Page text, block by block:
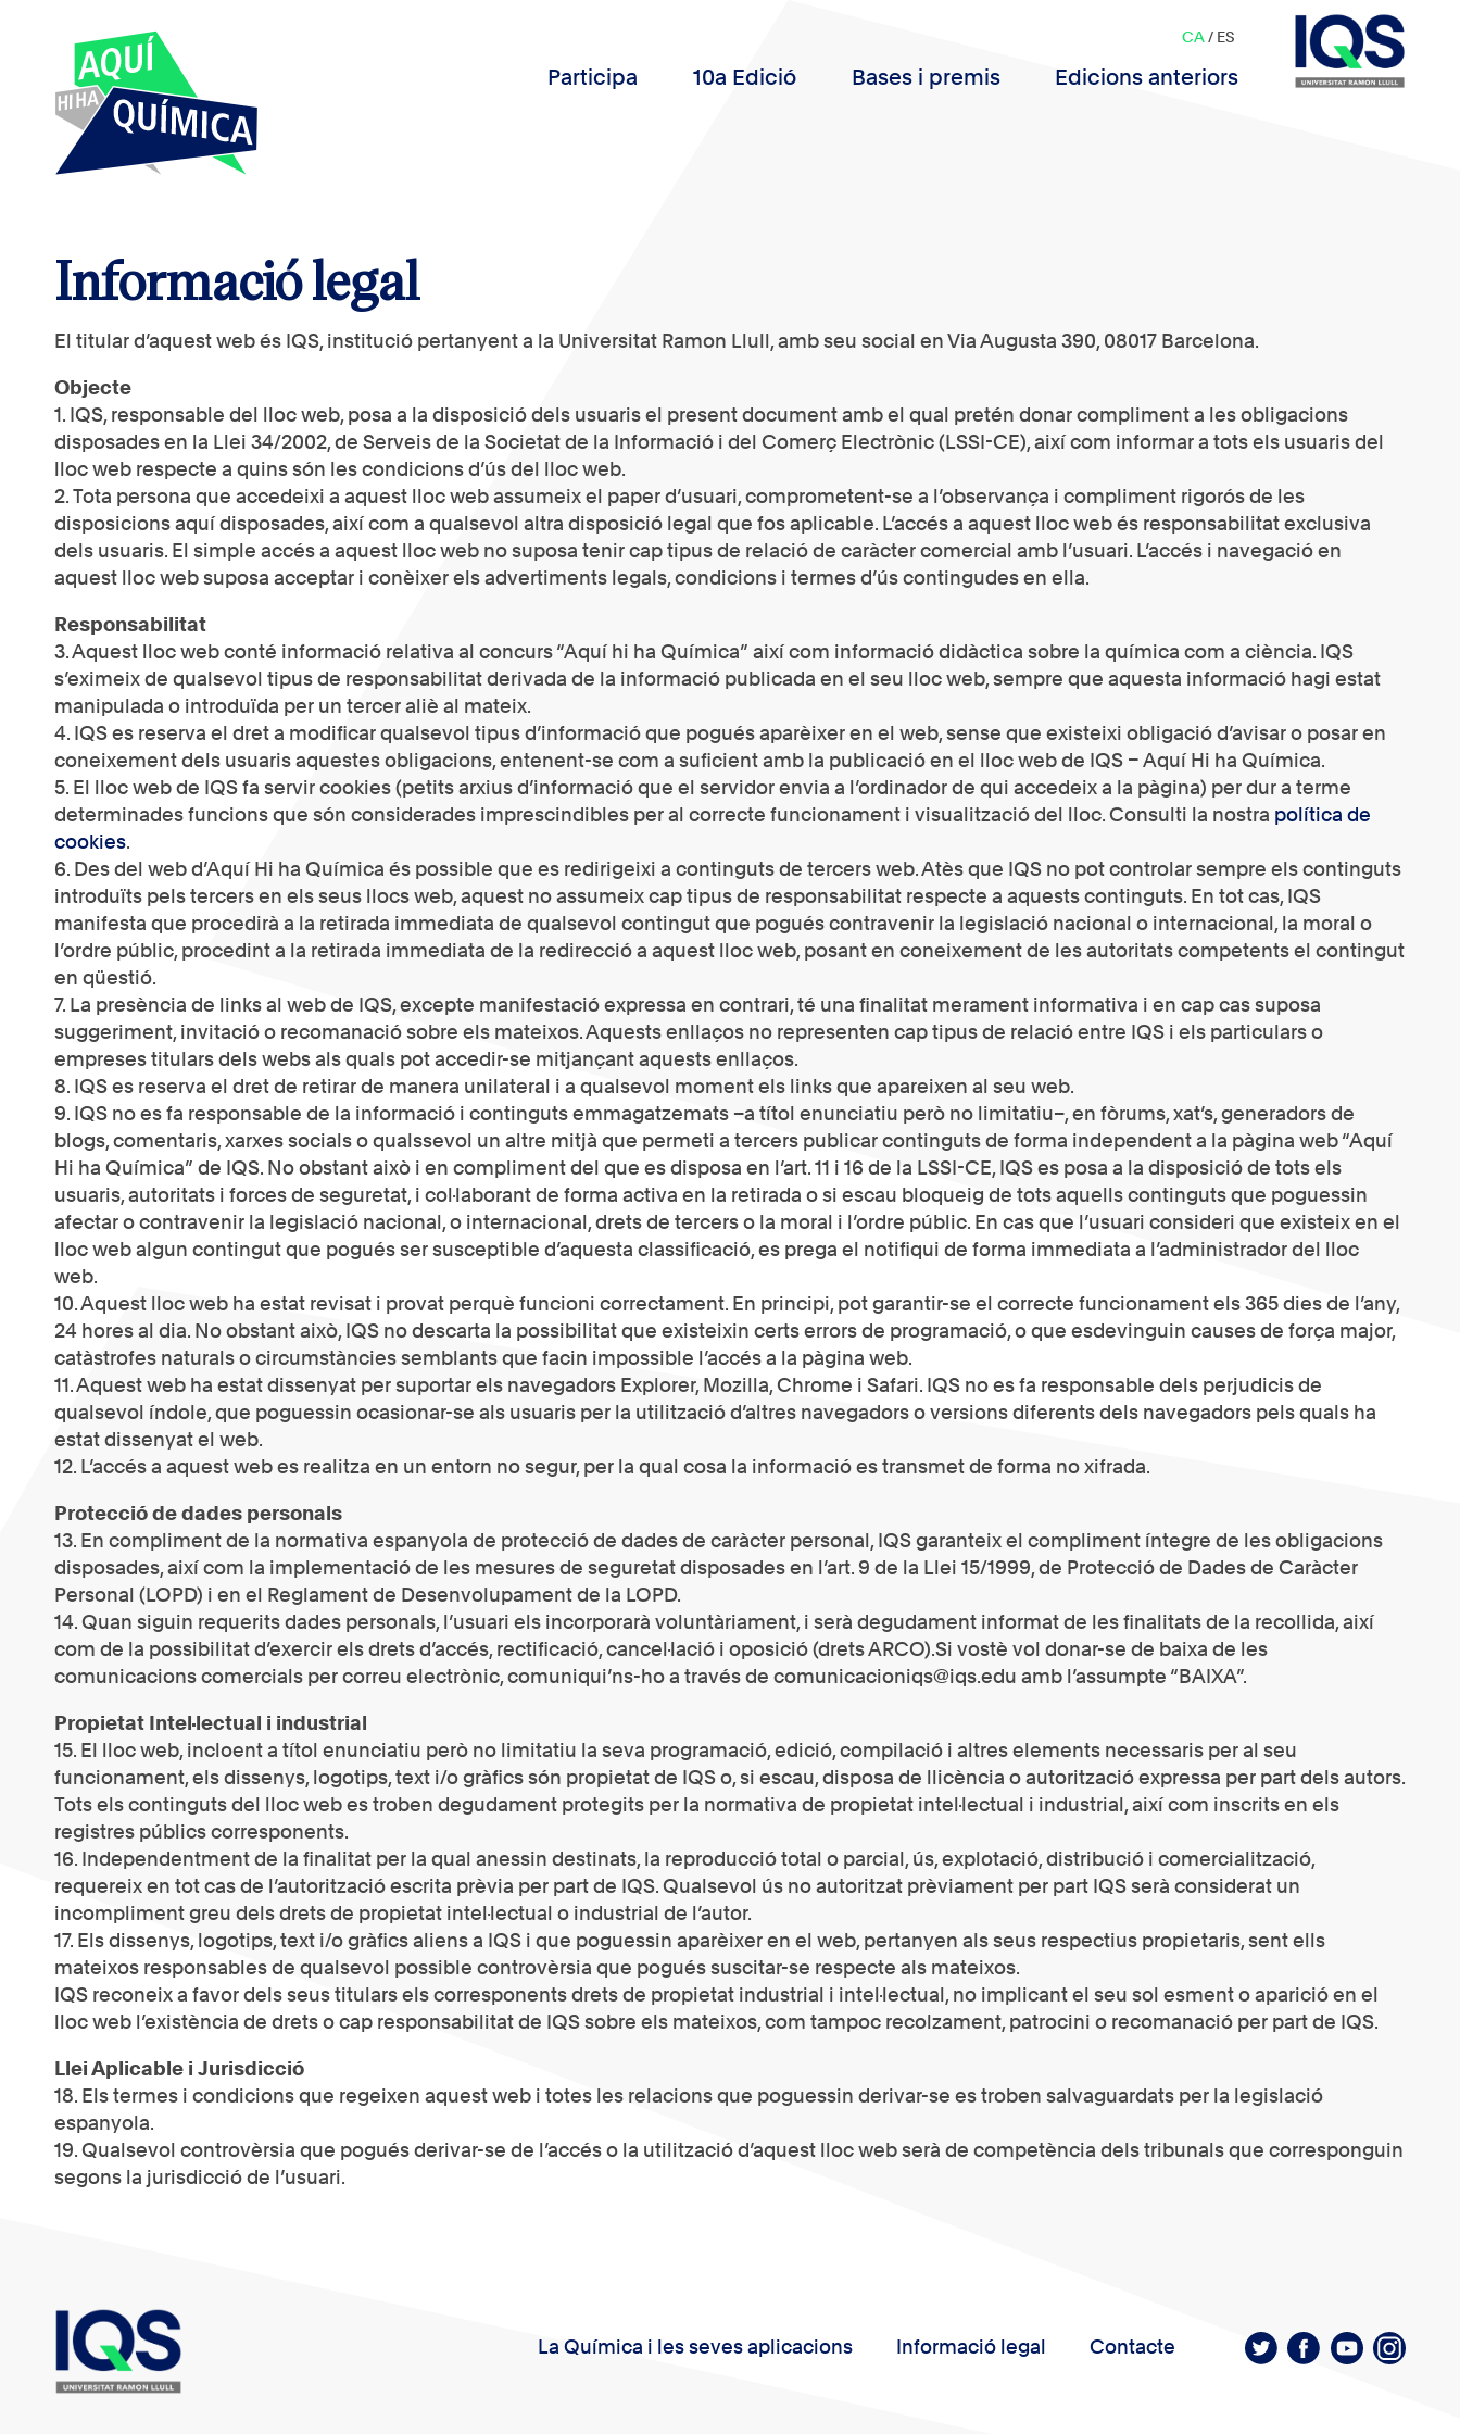
Participa 10a Edició Bases i premis Edicions anteriors
CA/ ES
Informació legal
El titular d’aquest web és IQS, institució pertanyent a la Universitat Ramon Llull, amb seu social en Via Augusta 390, 08017 Barcelona.
Objecte
1. IQS, responsable del lloc web, posa a la disposició dels usuaris el present document amb el qual pretén donar compliment a les obligacions
disposades en la Llei 34/2002, de Serveis de la Societat de la Informació i del Comerç Electrònic (LSSI-CE), així com informar a tots els usuaris del
lloc web respecte a quins són les condicions d’ús del lloc web.
2. Tota persona que accedeixi a aquest lloc web assumeix el paper d’usuari, comprometent-se a l’observança i compliment rigorós de les
disposicions aquí disposades, així com a qualsevol altra disposició legal que fos aplicable. L’accés a aquest lloc web és responsabilitat exclusiva
dels usuaris. El simple accés a aquest lloc web no suposa tenir cap tipus de relació de caràcter comercial amb l’usuari. L’accés i navegació en
aquest lloc web suposa acceptar i conèixer els advertiments legals, condicions i termes d’ús contingudes en ella.
Responsabilitat
3. Aquest lloc web conté informació relativa al concurs “Aquí hi ha Química” així com informació didàctica sobre la química com a ciència. IQS
s’eximeix de qualsevol tipus de responsabilitat derivada de la informació publicada en el seu lloc web, sempre que aquesta informació hagi estat
manipulada o introduïda per un tercer aliè al mateix.
4. IQS es reserva el dret a modificar qualsevol tipus d’informació que pogués aparèixer en el web, sense que existeixi obligació d’avisar o posar en
coneixement dels usuaris aquestes obligacions, entenent-se com a suficient amb la publicació en el lloc web de IQS – Aquí Hi ha Química.
5. El lloc web de IQS fa servir cookies (petits arxius d’informació que el servidor envia a l’ordinador de qui accedeix a la pàgina) per dur a terme
determinades funcions que són considerades imprescindibles per al correcte funcionament i visualització del lloc. Consulti la nostra política de
cookies.
6. Des del web d’Aquí Hi ha Química és possible que es redirigeixi a continguts de tercers web. Atès que IQS no pot controlar sempre els continguts
introduïts pels tercers en els seus llocs web, aquest no assumeix cap tipus de responsabilitat respecte a aquests continguts. En tot cas, IQS
manifesta que procedirà a la retirada immediata de qualsevol contingut que pogués contravenir la legislació nacional o internacional, la moral o
l’ordre públic, procedint a la retirada immediata de la redirecció a aquest lloc web, posant en coneixement de les autoritats competents el contingut
en qüestió.
7. La presència de links al web de IQS, excepte manifestació expressa en contrari, té una finalitat merament informativa i en cap cas suposa
suggeriment, invitació o recomanació sobre els mateixos. Aquests enllaços no representen cap tipus de relació entre IQS i els particulars o
empreses titulars dels webs als quals pot accedir-se mitjançant aquests enllaços.
8. IQS es reserva el dret de retirar de manera unilateral i a qualsevol moment els links que apareixen al seu web.
9. IQS no es fa responsable de la informació i continguts emmagatzemats –a títol enunciatiu però no limitatiu–, en fòrums, xat’s, generadors de
blogs, comentaris, xarxes socials o qualssevol un altre mitjà que permeti a tercers publicar continguts de forma independent a la pàgina web “Aquí
Hi ha Química” de IQS. No obstant això i en compliment del que es disposa en l’art. 11 i 16 de la LSSI-CE, IQS es posa a la disposició de tots els
usuaris, autoritats i forces de seguretat, i col·laborant de forma activa en la retirada o si escau bloqueig de tots aquells continguts que poguessin
afectar o contravenir la legislació nacional, o internacional, drets de tercers o la moral i l’ordre públic. En cas que l’usuari consideri que existeix en el
lloc web algun contingut que pogués ser susceptible d’aquesta classificació, es prega el notifiqui de forma immediata a l’administrador del lloc
web.
10. Aquest lloc web ha estat revisat i provat perquè funcioni correctament. En principi, pot garantir-se el correcte funcionament els 365 dies de l’any,
24 hores al dia. No obstant això, IQS no descarta la possibilitat que existeixin certs errors de programació, o que esdevinguin causes de força major,
catàstrofes naturals o circumstàncies semblants que facin impossible l’accés a la pàgina web.
11. Aquest web ha estat dissenyat per suportar els navegadors Explorer, Mozilla, Chrome i Safari. IQS no es fa responsable dels perjudicis de
qualsevol índole, que poguessin ocasionar-se als usuaris per la utilització d’altres navegadors o versions diferents dels navegadors pels quals ha
estat dissenyat el web.
12. L’accés a aquest web es realitza en un entorn no segur, per la qual cosa la informació es transmet de forma no xifrada.
Protecció de dades personals
13. En compliment de la normativa espanyola de protecció de dades de caràcter personal, IQS garanteix el compliment íntegre de les obligacions
disposades, així com la implementació de les mesures de seguretat disposades en l’art. 9 de la Llei 15/1999, de Protecció de Dades de Caràcter
Personal (LOPD) i en el Reglament de Desenvolupament de la LOPD.
14. Quan siguin requerits dades personals, l’usuari els incorporarà voluntàriament, i serà degudament informat de les finalitats de la recollida, així
com de la possibilitat d’exercir els drets d’accés, rectificació, cancel·lació i oposició (drets ARCO).Si vostè vol donar-se de baixa de les
comunicacions comercials per correu electrònic, comuniqui’ns-ho a través de comunicacioniqs@iqs.edu amb l’assumpte “BAIXA”.
Propietat Intel·lectual i industrial
15. El lloc web, incloent a títol enunciatiu però no limitatiu la seva programació, edició, compilació i altres elements necessaris per al seu
funcionament, els dissenys, logotips, text i/o gràfics són propietat de IQS o, si escau, disposa de llicència o autorització expressa per part dels autors.
Tots els continguts del lloc web es troben degudament protegits per la normativa de propietat intel·lectual i industrial, així com inscrits en els
registres públics corresponents.
16. Independentment de la finalitat per la qual anessin destinats, la reproducció total o parcial, ús, explotació, distribució i comercialització,
requereix en tot cas de l’autorització escrita prèvia per part de IQS. Qualsevol ús no autoritzat prèviament per part IQS serà considerat un
incompliment greu dels drets de propietat intel·lectual o industrial de l’autor.
17. Els dissenys, logotips, text i/o gràfics aliens a IQS i que poguessin aparèixer en el web, pertanyen als seus respectius propietaris, sent ells
mateixos responsables de qualsevol possible controvèrsia que pogués suscitar-se respecte als mateixos.
IQS reconeix a favor dels seus titulars els corresponents drets de propietat industrial i intel·lectual, no implicant el seu sol esment o aparició en el
lloc web l’existència de drets o cap responsabilitat de IQS sobre els mateixos, com tampoc recolzament, patrocini o recomanació per part de IQS.
Llei Aplicable i Jurisdicció
18. Els termes i condicions que regeixen aquest web i totes les relacions que poguessin derivar-se es troben salvaguardats per la legislació
espanyola.
19. Qualsevol controvèrsia que pogués derivar-se de l’accés o la utilització d’aquest lloc web serà de competència dels tribunals que corresponguin
segons la jurisdicció de l’usuari.
La Química i les seves aplicacions Informació legal Contacte